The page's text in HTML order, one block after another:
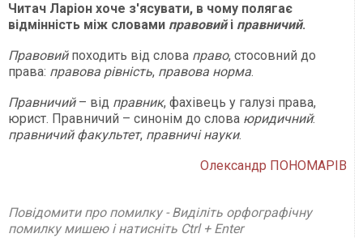
Читач Ларіон хоче з'ясувати, в чому полягає
відмінність між словами правовийі правничий.
Правовийпоходить від слова право, стосовний до
права: правова рівність, правова норма.
Правничий – від правник, фахівець у галузі права,
юрист. Правничий – синонім до слова юридичний:
правничий факультет, правничі науки.
Олександр ПОНОМАРІВ
Повідомити про помилку - Виділіть орфографічну
помилку мишею і натисніть Ctrl + Enter